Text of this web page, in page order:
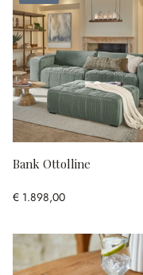
Bank Ottolline
€ 1.898,00